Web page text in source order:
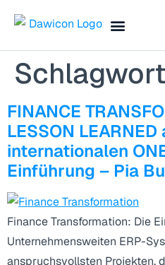
FINANCE
LESSON
internationalen
Einführung – Pia
Finance Transformation: Die
Unternehmensweiten ERP-
anspruchsvollsten Projekten,